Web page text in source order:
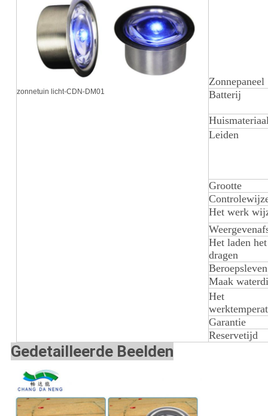
zonnetuin licht-CDN-DM01
Zonnepaneel
Batterij
Leiden
Grootte
Het werk
Het laden het
dragen
Beroepsleven
Maak
Het
Garantie
Reservetijd
Gedetailleerde Beelden